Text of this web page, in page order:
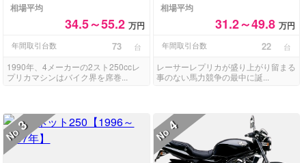
相場平均
34.5～55.2万円
年間取引台数 73 台
1990年、4メーカーの2スト250ccレ
プリカマシンはバイク界を席巻...
相場平均
31.2～49.8 万円
年間取引台数 22 台
レーサーレプリカが盛り上がり留まる
事のない馬力競争の最中に誕...
No
3 No
4